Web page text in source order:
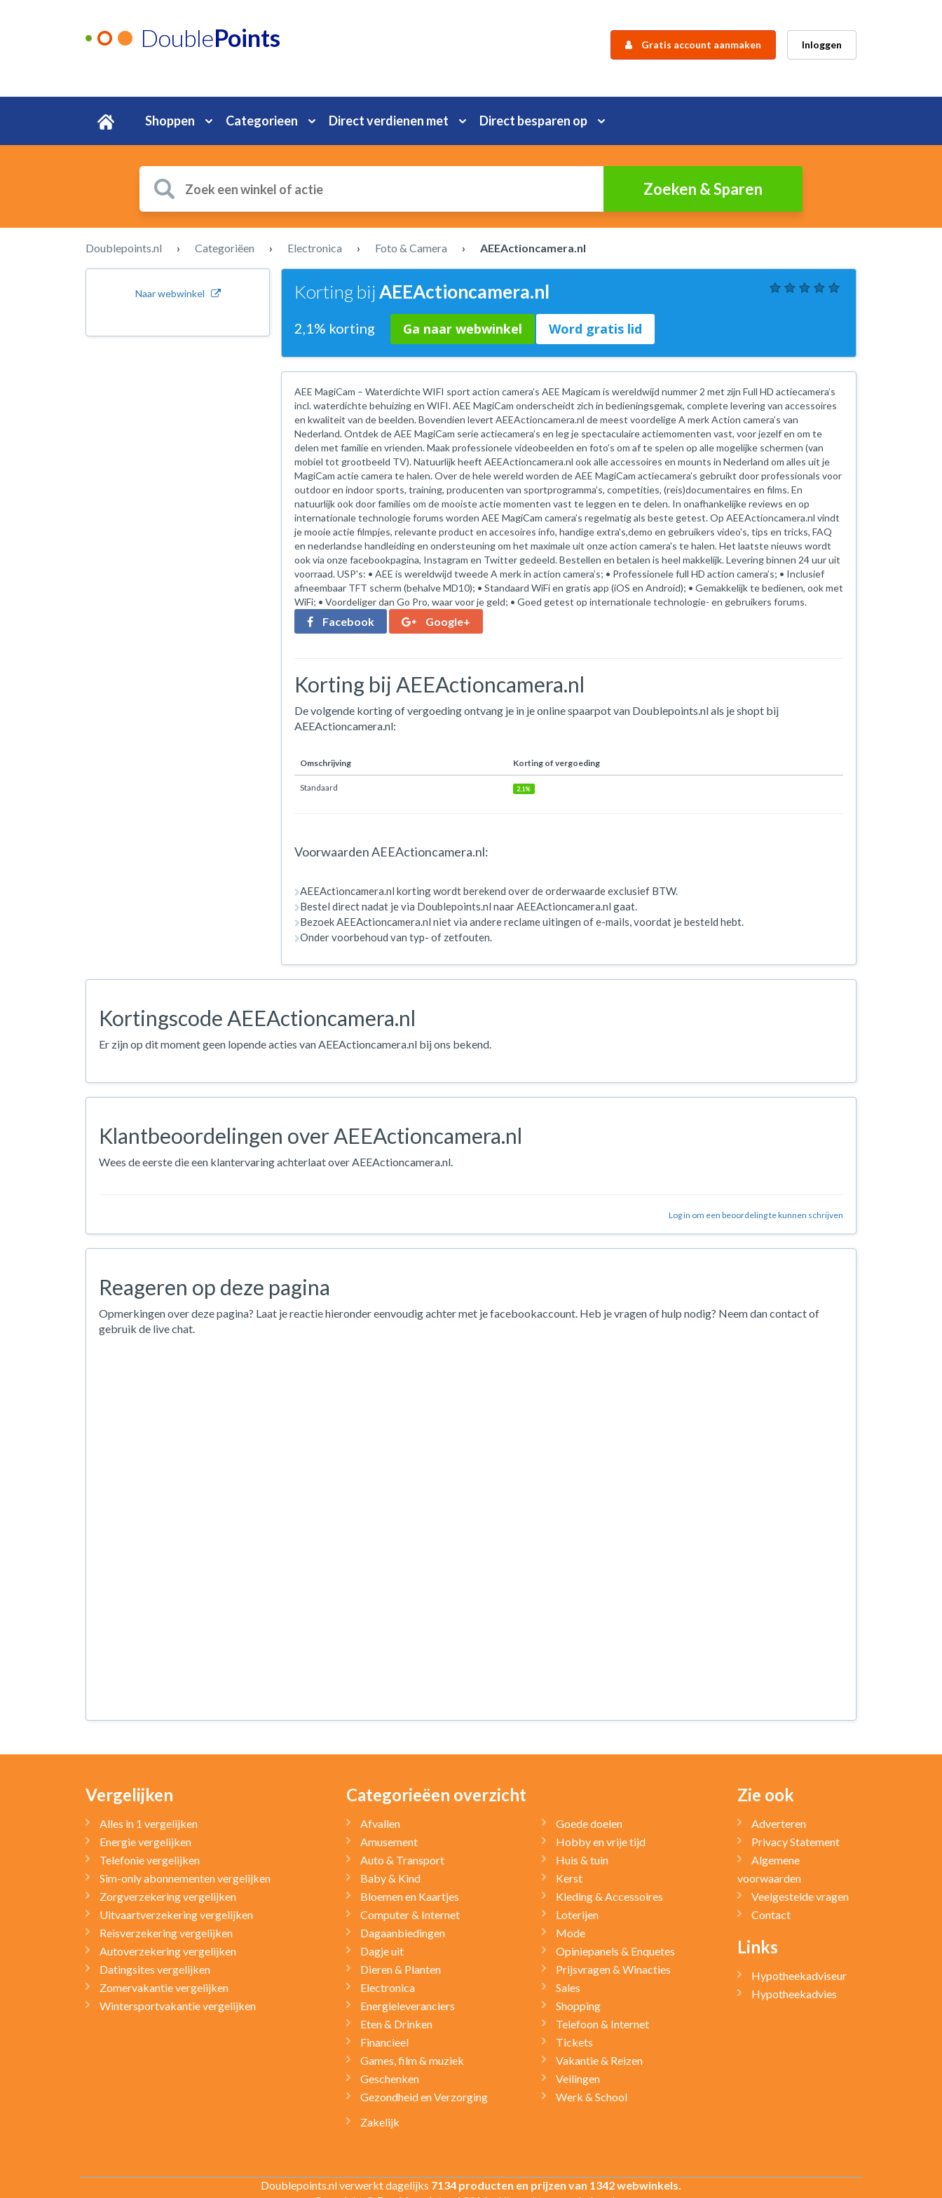
DoublePoints Gratis account aanmaken Inloggen
Shoppen Categorieen Direct verdienen met Direct besparen op
Doublepoints.nl › Categoriëen › Electronica › Foto & Camera › AEEActioncamera.nl
Naar webwinkel Korting bijAEEActioncamera.nl
2,1% korting Ga naar webwinkel Word gratis lid
AEE MagiCam – Waterdichte WIFI sport action camera’s AEE Magicam is wereldwijd nummer 2 met zijn Full HD actiecamera’s
incl. waterdichte behuizing en WIFI. AEE MagiCam onderscheidt zich in bedieningsgemak, complete levering van accessoires
en kwaliteit van de beelden. Bovendien levert AEEActioncamera.nl de meest voordelige A merk Action camera’s van
Nederland. Ontdek de AEE MagiCam serie actiecamera’s en leg je spectaculaire actiemomenten vast, voor jezelf en om te
delen met familie en vrienden. Maak professionele videobeelden en foto’s om af te spelen op alle mogelijke schermen (van
mobiel tot grootbeeld TV). Natuurlijk heeft AEEActioncamera.nl ook alle accessoires en mounts in Nederland om alles uit je
MagiCam actie camera te halen. Over de hele wereld worden de AEE MagiCam actiecamera’s gebruikt door professionals voor
outdoor en indoor sports, training, producenten van sportprogramma’s, competities, (reis)documentaires en films. En
natuurlijk ook door families om de mooiste actie momenten vast te leggen en te delen. In onafhankelijke reviews en op
internationale technologie forums worden AEE MagiCam camera’s regelmatig als beste getest. Op AEEActioncamera.nl vindt
je mooie actie filmpjes, relevante product en accesoires info, handige extra's,demo en gebruikers video's, tips en tricks, FAQ
en nederlandse handleiding en ondersteuning om het maximale uit onze action camera's te halen. Het laatste nieuws wordt
ook via onze facebookpagina, Instagram en Twitter gedeeld. Bestellen en betalen is heel makkelijk. Levering binnen 24 uur uit
voorraad. USP's: • AEE is wereldwijd tweede A merk in action camera’s; • Professionele full HD action camera’s; • Inclusief
afneembaar TFT scherm (behalve MD10); • Standaard WiFi en gratis app (iOS en Android); • Gemakkelijk te bedienen, ook met
WiFi; • Voordeliger dan Go Pro, waar voor je geld; • Goed getest op internationale technologie- en gebruikers forums.
Facebook Google+
Korting bij AEEActioncamera.nl
De volgende korting of vergoeding ontvang je in je online spaarpot van Doublepoints.nl als je shopt bij
AEEActioncamera.nl:
Omschrijving Korting of vergoeding
Standaard 2,1%
Voorwaarden AEEActioncamera.nl:
AEEActioncamera.nl korting wordt berekend over de orderwaarde exclusief BTW.
Bestel direct nadat je via Doublepoints.nl naar AEEActioncamera.nl gaat.
Bezoek AEEActioncamera.nl niet via andere reclame uitingen of e-mails, voordat je besteld hebt.
Onder voorbehoud van typ- of zetfouten.
Kortingscode AEEActioncamera.nl
Er zijn op dit moment geen lopende acties van AEEActioncamera.nl bij ons bekend.
Klantbeoordelingen over AEEActioncamera.nl
Wees de eerste die een klantervaring achterlaat over AEEActioncamera.nl.
Log in om een beoordeling te kunnen schrijven
Reageren op deze pagina
Opmerkingen over deze pagina? Laat je reactie hieronder eenvoudig achter met je facebookaccount. Heb je vragen of hulp nodig? Neem dan contact of
gebruik de live chat.
Vergelijken
Alles in 1 vergelijken
Energie vergelijken
Telefonie vergelijken
Sim-only abonnementen vergelijken
Zorgverzekering vergelijken
Uitvaartverzekering vergelijken
Reisverzekering vergelijken
Autoverzekering vergelijken
Datingsites vergelijken
Zomervakantie vergelijken
Wintersportvakantie vergelijken
Categorieëen overzicht
Afvallen
Amusement
Auto & Transport
Baby & Kind
Bloemen en Kaartjes
Computer & Internet
Dagaanbiedingen
Dagje uit
Dieren & Planten
Electronica
Energieleveranciers
Eten & Drinken
Financieel
Games, film & muziek
Geschenken
Gezondheid en Verzorging
Goede doelen
Hobby en vrije tijd
Huis & tuin
Kerst
Kleding & Accessoires
Loterijen
Mode
Opiniepanels & Enquetes
Prijsvragen & Winacties
Sales
Shopping
Telefoon & Internet
Tickets
Vakantie & Reizen
Veilingen
Werk & School
Zakelijk
Zie ook
Adverteren
Privacy Statement
Algemene
voorwaarden
Veelgestelde vragen
Contact
Links
Hypotheekadviseur
Hypotheekadvies
Doublepoints.nl verwerkt dagelijks 7134 producten en prijzen van 1342 webwinkels.